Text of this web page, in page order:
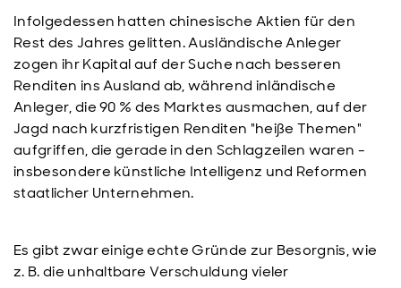
Infolgedessen hatten chinesische Aktien für den
Rest des Jahres gelitten. Ausländische Anleger
zogen ihr Kapital auf der Suche nach besseren
Renditen ins Ausland ab, während inländische
Anleger, die 90 % des Marktes ausmachen, auf der
Jagd nach kurzfristigen Renditen "heiße Themen"
aufgriffen, die gerade in den Schlagzeilen waren -
insbesondere künstliche Intelligenz und Reformen
staatlicher Unternehmen.
Es gibt zwar einige echte Gründe zur Besorgnis, wie
z. B. die unhaltbare Verschuldung vieler